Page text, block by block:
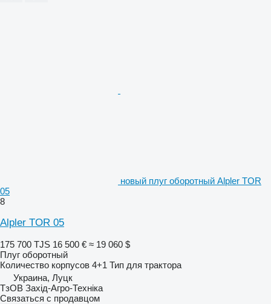
новый плуг оборотный Alpler TOR
05
8
Alpler TOR 05
175 700 TJS 16 500 € ≈ 19 060 $
Плуг оборотный
Количество корпусов 4+1 Тип для трактора
Украина, Луцк
ТзОВ Захід-Агро-Техніка
Связаться с продавцом